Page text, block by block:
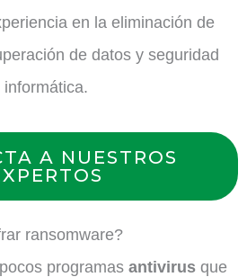
en la eliminación de
de datos y seguridad
informática.
A NUESTROS
ransomware?
programas antivirus que